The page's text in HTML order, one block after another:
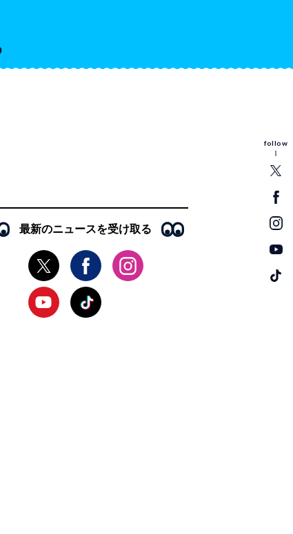
follow
最新のニュースを受け取る